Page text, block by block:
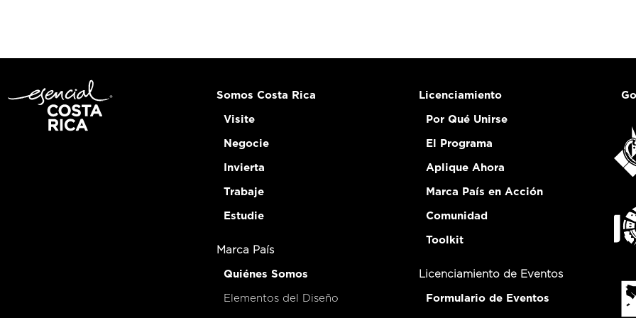
Somos Costa Rica
Visite
Negocie
Invierta
Trabaje
Estudie
Marca País
Quiénes Somos
Elementos del Diseño
Licenciamiento
Por Qué Unirse
El Programa
Aplique Ahora
Marca País en Acción
Comunidad
Toolkit
Licenciamiento de Eventos
Formulario de Eventos